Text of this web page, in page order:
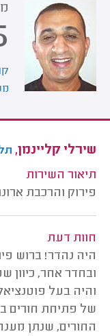
שירלי קליינמן,
תיאור השירות
פירוק והרכבת
חוות דעת
היה נהדר! ברוש
ובחדר אחר, כיוון
והיה בעל
של פתיחת חורים
החורים, שנתן